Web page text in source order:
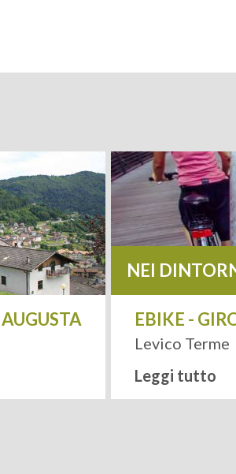
NEI
EBIKE -
Levico Terme
Leggi tutto